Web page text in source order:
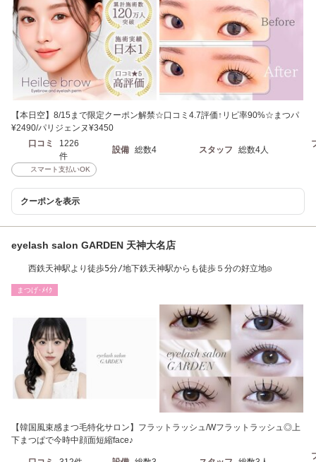
【本日空】8/15まで限定クーポン解禁☆口コミ4.7評価↑リピ率90%☆まつパ
¥2490/パリジェンヌ¥3450
口コミ
1226
件
設備 総数4 スタッフ 総数4人
スマート支払いOK
クーポンを表示
eyelash salon GARDEN 天神大名店
西鉄天神駅より徒歩5分/地下鉄天神駅からも徒歩５分の好立地◎
まつげ･ﾒｲｸ
【韓国風束感まつ毛特化サロン】フラットラッシュ/Wフラットラッシュ◎上
下まつぱで今時中顔面短縮face♪